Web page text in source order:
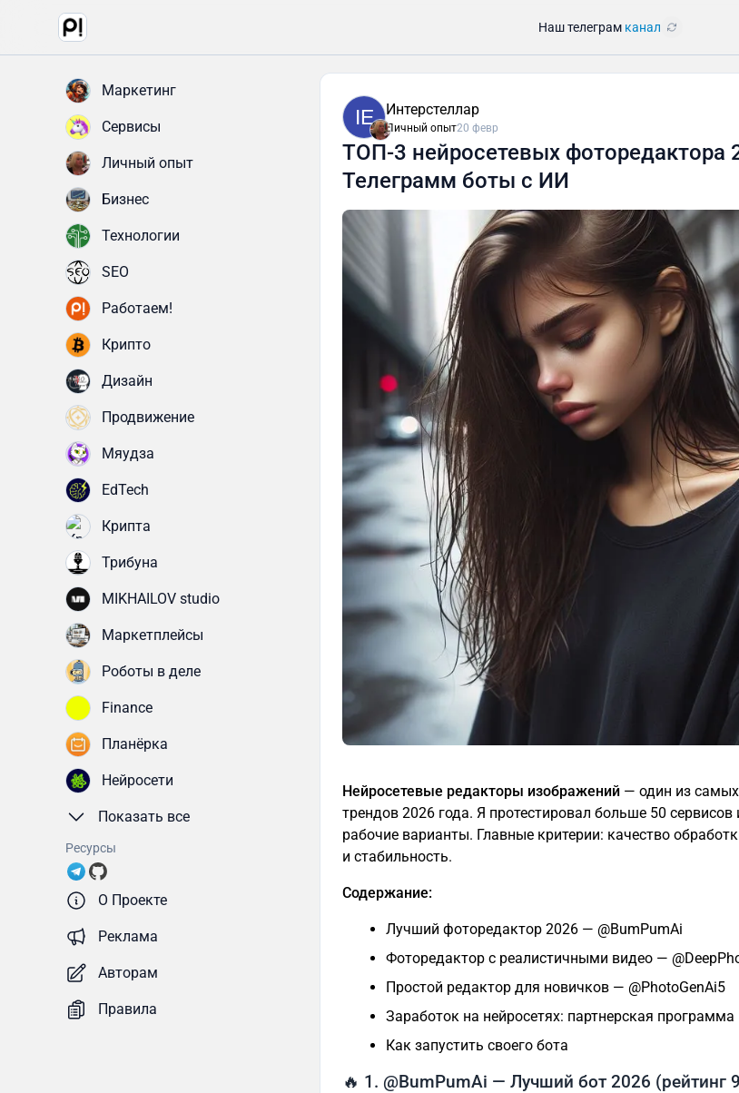
Наш телеграм канал
Маркетинг
Сервисы
Личный опыт
Бизнес
Технологии
SEO
Работаем!
Крипто
Дизайн
Продвижение
Мяудза
EdTech
Крипта
Трибуна
MIKHAILOV studio
Маркетплейсы
Роботы в деле
Finance
Планёрка
Нейросети
Показать все
Ресурсы
О Проекте
Реклама
Авторам
Правила
IE Интерстеллар
Личный опыт20 февр
ТОП-3 нейросетевых фоторедактора
Телеграмм боты с ИИ⁠
Нейросетевые редакторы изображений — один из
трендов 2026 года. Я протестировал больше 50 сервисов
рабочие варианты. Главные критерии: качество
и стабильность.
Содержание:
Лучший фоторедактор 2026 — @BumPumAi
Фоторедактор с реалистичными видео —
Простой редактор для новичков — @PhotoGenAi5
Заработок на нейросетях: партнерская программа
Как запустить своего бота
🔥 1. @BumPumAi — Лучший бот 2026 (рейтинг